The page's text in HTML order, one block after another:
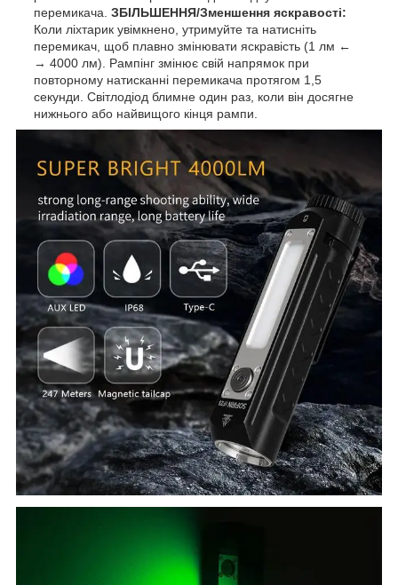
перемикача. ЗБІЛЬШЕННЯ/Зменшення яскравості:
Коли ліхтарик увімкнено, утримуйте та натисніть
перемикач, щоб плавно змінювати яскравість (1 лм ←
→ 4000 лм). Рампінг змінює свій напрямок при
повторному натисканні перемикача протягом 1,5
секунди. Світлодіод блимне один раз, коли він досягне
нижнього або найвищого кінця рампи.